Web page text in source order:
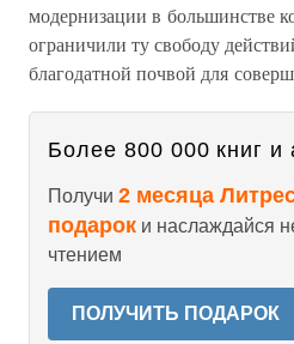
модернизации в большинстве
ограничили ту свободу
благодатной почвой для
Более 800 000 книг и
Получи 2 месяца
подарок и наслаждайся
чтением
ПОЛУЧИТЬ ПОДАРОК